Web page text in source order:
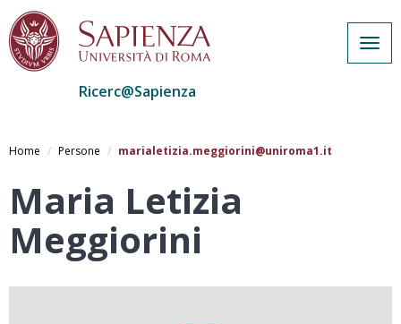
al
Ricerc@Sapienza
Home Persone marialetizia.meggiorini@uniroma1.it
Maria Letizia
Meggiorini